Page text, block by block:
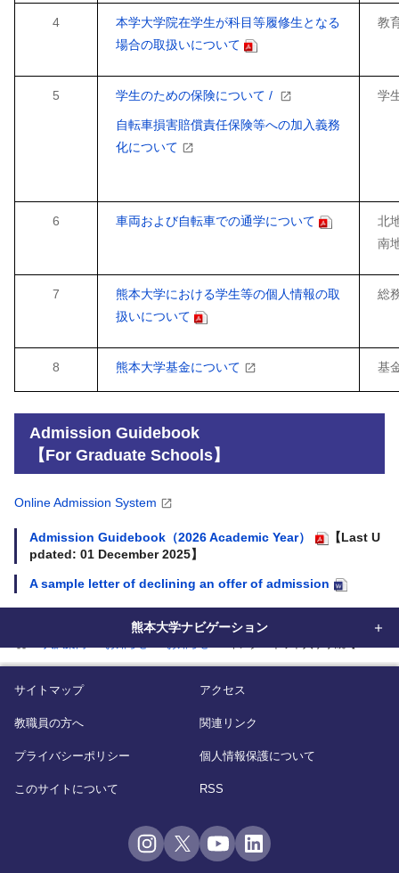
4
本学大学院在学生が科目等履修生となる
場合の取扱いについて
教
5 学生のための保険について /
自転車損害賠償責任保険等への加入義務
化について
学
6 車両および自転車での通学について
北
南
7
熊本大学における学生等の個人情報の取
扱いについて
総
8 熊本大学基金について 基
Admission Guidebook
【For Graduate Schools】
Online Admission System
Admission Guidebook（2026 Academic Year）
【Last U
pdated: 01 December 2025】
A sample letter of declining an offer of admission
熊本大学ナビゲーション
サイトマップ アクセス
教職員の方へ 関連リンク
プライバシーポリシー 個人情報保護について
このサイトについて RSS